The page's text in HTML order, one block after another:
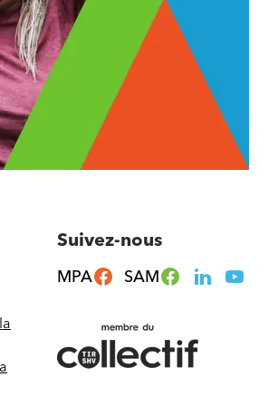
Suivez-nous
MPA SAM